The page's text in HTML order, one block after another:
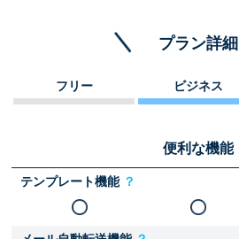
プラン詳細
フリー ビジネス
便利な機能
テンプレート機能 ？